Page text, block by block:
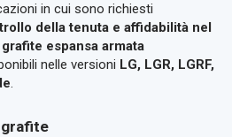
in cui sono richiesti
della tenuta e affidabilità nel
espansa armata
nelle versioni LG, LGR, LGRF,
.
grafite